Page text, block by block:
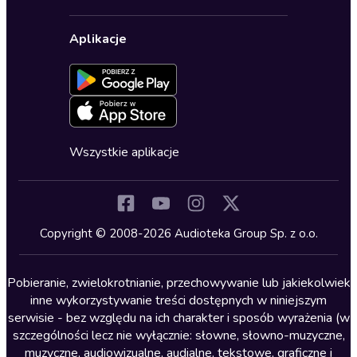
Biznes, marketing, ekonomia
Dla młodzieży
Kryminały
Lektury szkolne
Literatura anglojęzyczna
Literatura faktu
Literatura obyczajowa
Ustawienia prywatności
Formularz zgłaszania nielegalnych treści
Deklaracja dostępności
Oferta dla firm i bibliotek
Dołącz do newslettera
Blog
Zapowiedzi
Cykle audiobooków
Aplikacje
Wszystkie aplikacje
Copyright © 2008-2026 Audioteka Group Sp. z o.o.
Pobieranie, zwielokrotnianie, przechowywanie lub jakiekolwiek
inne wykorzystywanie treści dostępnych w niniejszym
serwisie - bez względu na ich charakter i sposób wyrażenia (w
szczególności lecz nie wyłącznie: słowne, słowno-muzyczne,
muzyczne, audiowizualne, audialne, tekstowe, graficzne i